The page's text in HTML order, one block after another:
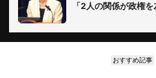
「2人の関係が政権
おすすめ記事